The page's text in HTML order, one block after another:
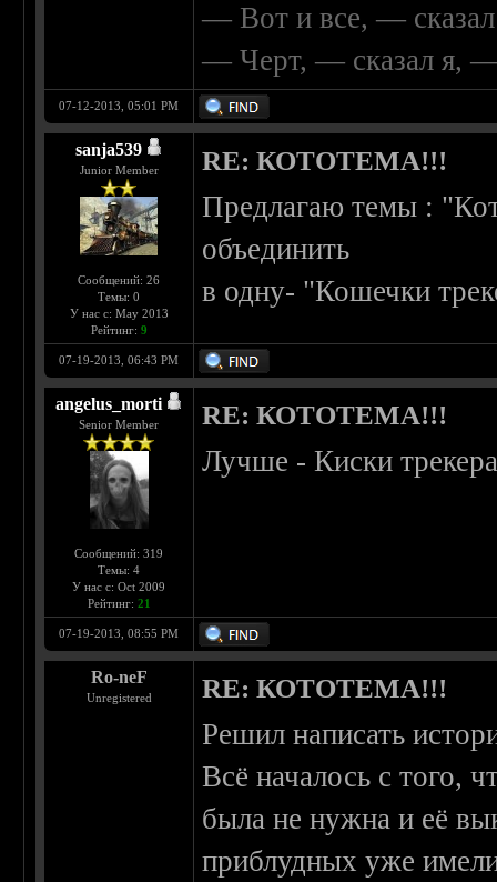
— Вот и все, —
— Черт, — сказал я, —
07-12-2013, 05:01 PM
sanja539
Junior Member
Сообщений: 26
Темы: 0
У нас с: May 2013
Рейтинг: 9
RE: КОТОТЕМА!!!
Предлагаю темы :
объединить
в одну- "Кошечки
07-19-2013, 06:43 PM
angelus_morti
Senior Member
Сообщений: 319
Темы: 4
У нас с: Oct 2009
Рейтинг: 21
RE: КОТОТЕМА!!!
Лучше - Киски
07-19-2013, 08:55 PM
Ro-neF
Unregistered RE: КОТОТЕМА!!!
Решил написать
Всё началось с того,
была не нужна и её
приблудных уже